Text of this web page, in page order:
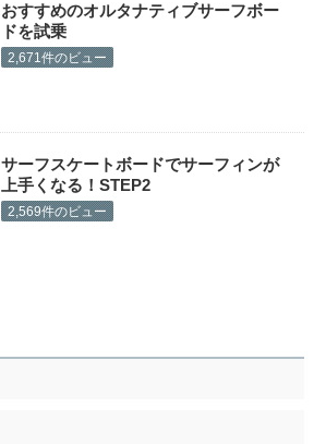
おすすめのオルタナティブサーフボー
ドを試乗
2,671件のビュー
サーフスケートボードでサーフィンが
上手くなる！STEP2
2,569件のビュー